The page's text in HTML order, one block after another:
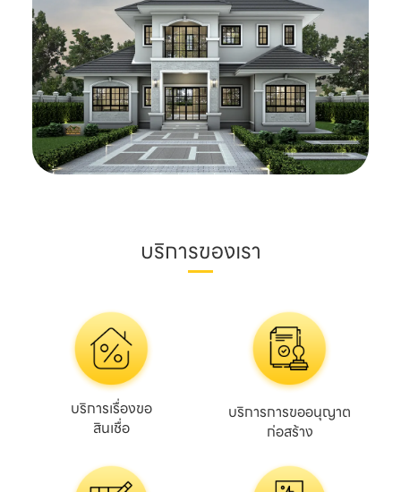
บริการของเรา
บริการเรื่องขอ
สินเชื่อ
บริการการขออนุญาต
ก่อสร้าง